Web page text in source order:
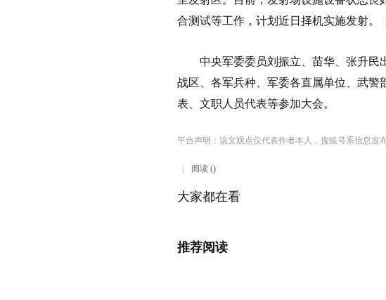
合测试等工作，计划近日择机实施发射。
中央军委委员刘振立、苗华、张升民
战区、各军兵种、军委各直属单位、武
表、文职人员代表等参加大会。
平台声明：该文观点仅代表作者本人，搜狐号系信息发
阅读 ()
大家都在看
推荐阅读